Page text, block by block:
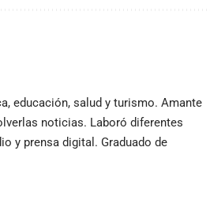
educación, salud y turismo. Amante
noticias. Laboró diferentes
y prensa digital. Graduado de